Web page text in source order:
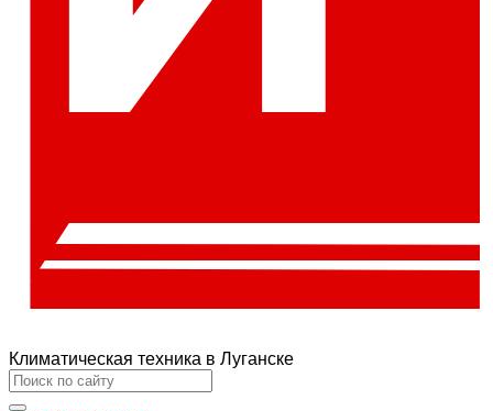
Климатическая техника в Луганске